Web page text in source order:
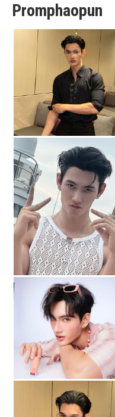
Promphaopun